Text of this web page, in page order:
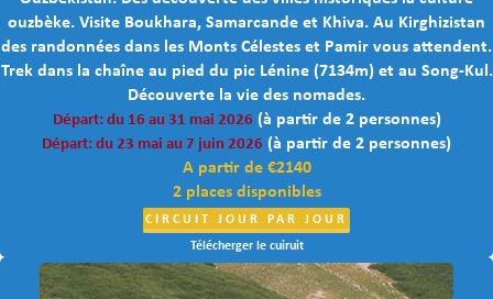
ouzbèke. Visite Boukhara, Samarcande et Khiva. Au Kirghizistan
des randonnées dans les Monts Célestes et Pamir vous attendent.
Trek dans la chaîne au pied du pic Lénine (7134m) et au Song-Kul.
Découverte la vie des nomades.
Départ: du 16 au 31 mai 2026 (à partir de 2 personnes)
Départ: du 23 mai au 7 juin 2026 (à partir de 2 personnes)
A partir de €2140
2 places disponibles
CIRCUIT JOUR PAR JOUR
Télécherger le cuiruit